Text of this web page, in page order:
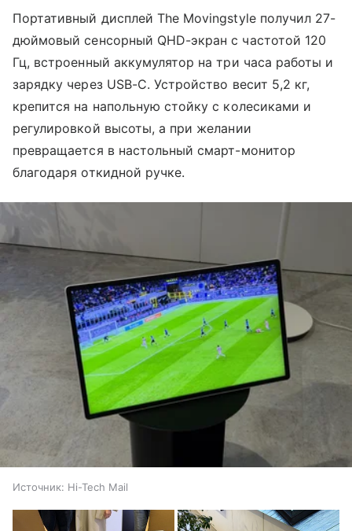
Портативный дисплей The Movingstyle получил 27-
дюймовый сенсорный QHD-экран с частотой 120
Гц, встроенный аккумулятор на три часа работы и
зарядку через USB-C. Устройство весит 5,2 кг,
крепится на напольную стойку с колесиками и
регулировкой высоты, а при желании
превращается в настольный смарт-монитор
благодаря откидной ручке.
Источник: Hi-Tech Mail